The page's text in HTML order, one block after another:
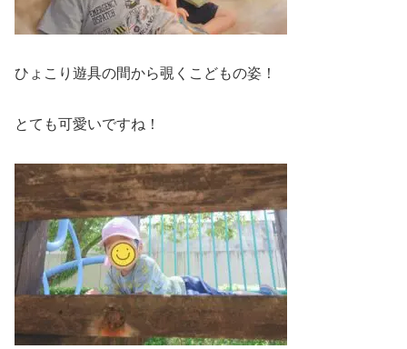
ひょこり遊具の間から覗くこどもの姿！
とても可愛いですね！